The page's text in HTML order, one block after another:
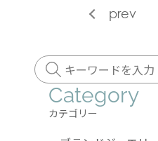
prev
Category
カテゴリー